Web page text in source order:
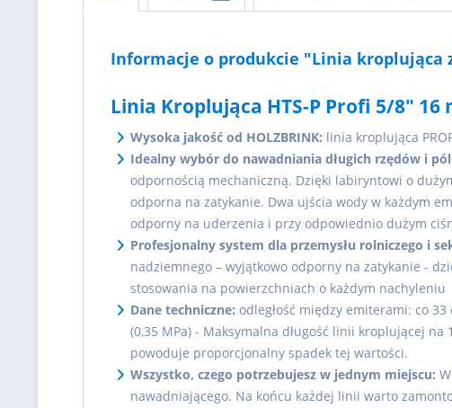
Informacje o produkcie "Linia kroplująca
Linia Kroplująca HTS-P Profi 5/8" 16
Wysoka jakość od HOLZBRINK: linia kroplująca
Idealny wybór do nawadniania długich rzędów i
odpornością mechaniczną. Dzięki labiryntowi o
odporna na zatykanie. Dwa ujścia wody w każdym
odporny na uderzenia i przy odpowiednio dużym
Profesjonalny system dla przemysłu rolniczego i
nadziemnego – wyjątkowo odporny na zatykanie -
stosowania na powierzchniach o każdym nachyleniu
Dane techniczne: odległość między emiterami: co
(0,35 MPa) - Maksymalna długość linii kroplującej
powoduje proporcjonalny spadek tej wartości.
Wszystko, czego potrzebujesz w jednym miejscu:
nawadniającego. Na końcu każdej linii warto